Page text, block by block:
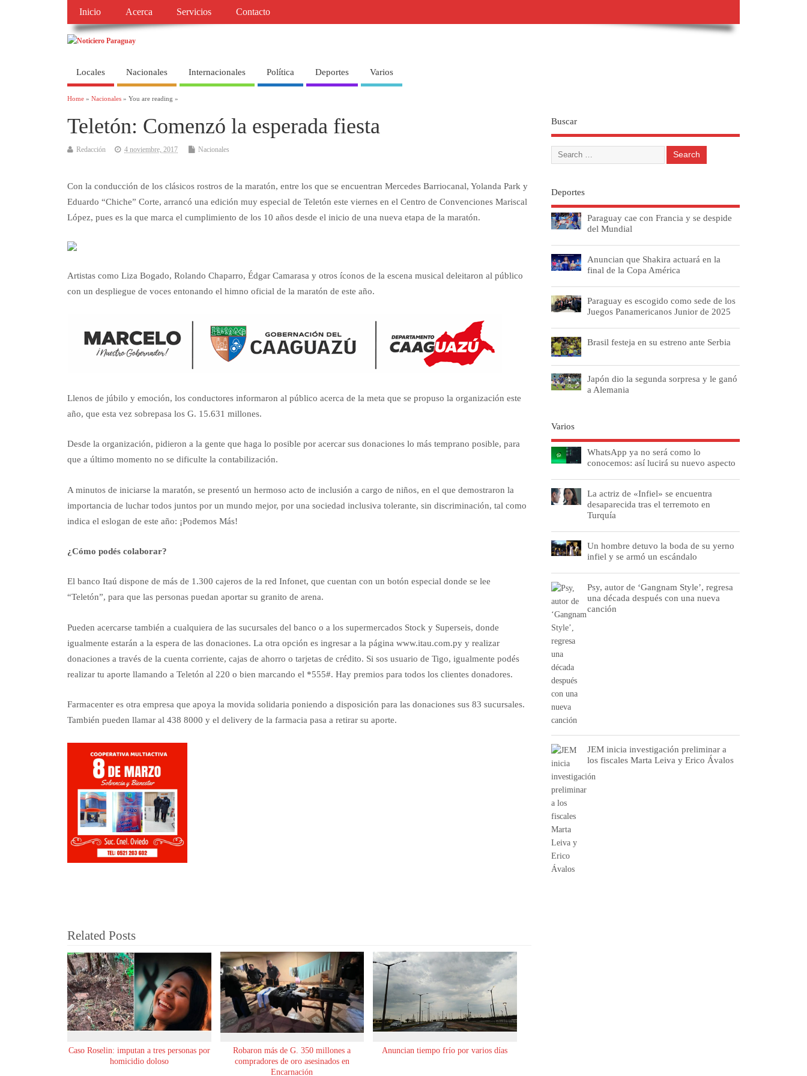
Inicio Acerca Servicios Contacto
Locales Nacionales Internacionales Política Deportes Varios
Home » Nacionales » You are reading »
Teletón: Comenzó la esperada fiesta
Redacción 4 noviembre, 2017 Nacionales
Con la conducción de los clásicos rostros de la maratón, entre los que se encuentran Mercedes Barriocanal, Yolanda Park y
Eduardo “Chiche” Corte, arrancó una edición muy especial de Teletón este viernes en el Centro de Convenciones Mariscal
López, pues es la que marca el cumplimiento de los 10 años desde el inicio de una nueva etapa de la maratón.
Artistas como Liza Bogado, Rolando Chaparro, Édgar Camarasa y otros íconos de la escena musical deleitaron al público
con un despliegue de voces entonando el himno oficial de la maratón de este año.
Llenos de júbilo y emoción, los conductores informaron al público acerca de la meta que se propuso la organización este
año, que esta vez sobrepasa los G. 15.631 millones.
Desde la organización, pidieron a la gente que haga lo posible por acercar sus donaciones lo más temprano posible, para
que a último momento no se dificulte la contabilización.
A minutos de iniciarse la maratón, se presentó un hermoso acto de inclusión a cargo de niños, en el que demostraron la
importancia de luchar todos juntos por un mundo mejor, por una sociedad inclusiva tolerante, sin discriminación, tal como
indica el eslogan de este año: ¡Podemos Más!
¿Cómo podés colaborar?
El banco Itaú dispone de más de 1.300 cajeros de la red Infonet, que cuentan con un botón especial donde se lee
“Teletón”, para que las personas puedan aportar su granito de arena.
Pueden acercarse también a cualquiera de las sucursales del banco o a los supermercados Stock y Superseis, donde
igualmente estarán a la espera de las donaciones. La otra opción es ingresar a la página www.itau.com.py y realizar
donaciones a través de la cuenta corriente, cajas de ahorro o tarjetas de crédito. Si sos usuario de Tigo, igualmente podés
realizar tu aporte llamando a Teletón al 220 o bien marcando el *555#. Hay premios para todos los clientes donadores.
Farmacenter es otra empresa que apoya la movida solidaria poniendo a disposición para las donaciones sus 83 sucursales.
También pueden llamar al 438 8000 y el delivery de la farmacia pasa a retirar su aporte.
Related Posts
Caso Roselin: imputan a tres personas por
homicidio doloso
Robaron más de G. 350 millones a
compradores de oro asesinados en
Encarnación
Anuncian tiempo frío por varios días
Buscar
Deportes
Paraguay cae con Francia y se despide
del Mundial
Anuncian que Shakira actuará en la
final de la Copa América
Paraguay es escogido como sede de los
Juegos Panamericanos Junior de 2025
Brasil festeja en su estreno ante Serbia
Japón dio la segunda sorpresa y le ganó
a Alemania
Varios
WhatsApp ya no será como lo
conocemos: así lucirá su nuevo aspecto
La actriz de «Infiel» se encuentra
desaparecida tras el terremoto en
Turquía
Un hombre detuvo la boda de su yerno
infiel y se armó un escándalo
Psy, autor de ‘Gangnam Style’, regresa
una década después con una nueva
canción
JEM inicia investigación preliminar a
los fiscales Marta Leiva y Erico Ávalos